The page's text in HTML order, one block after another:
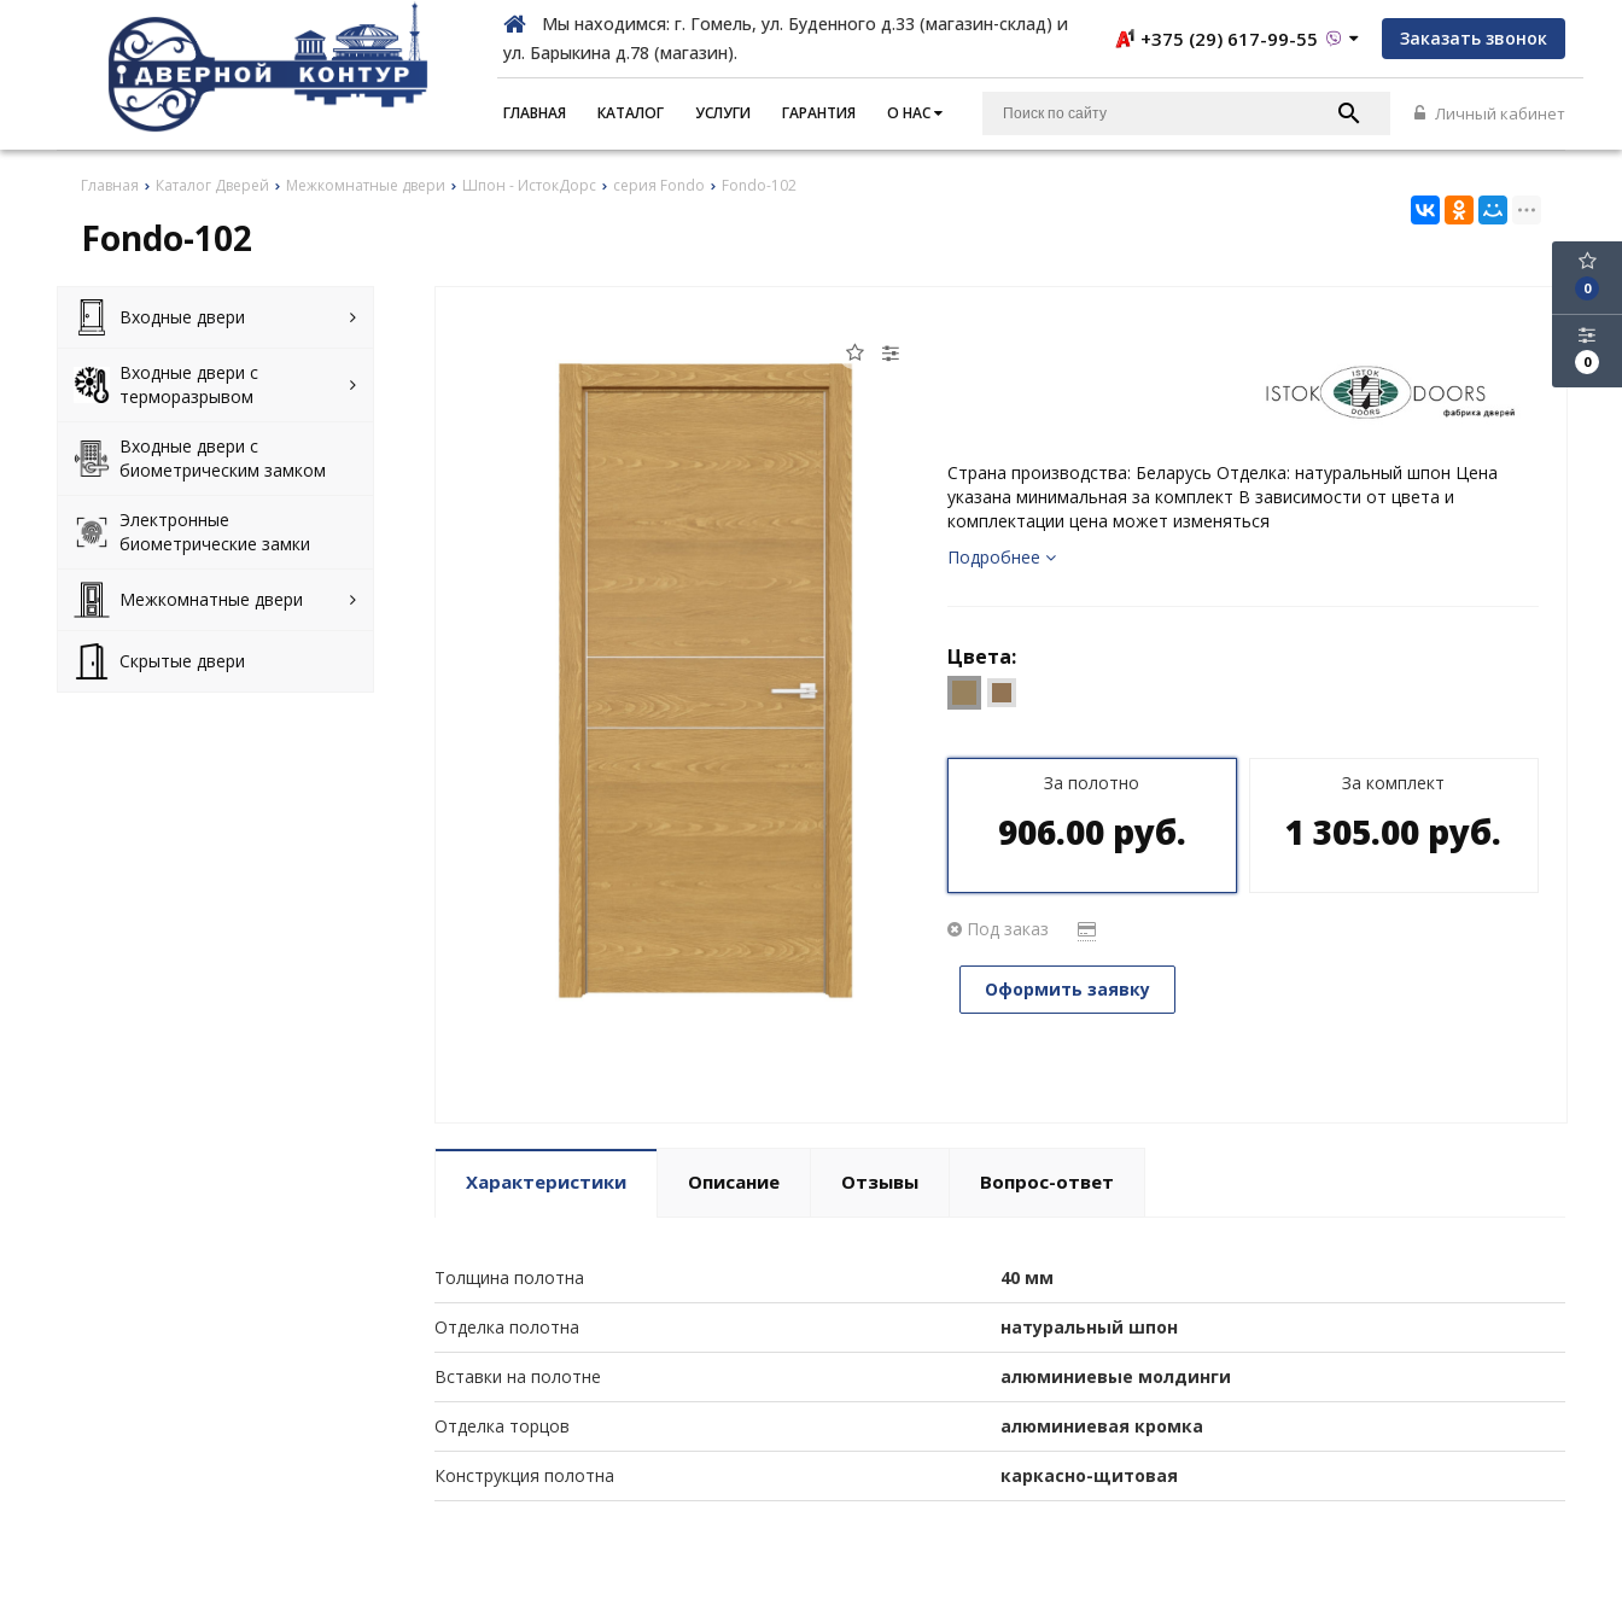
Мы находимся: г. Гомель, ул. Буденного д.33 (магазин-склад) и
ул. Барыкина д.78 (магазин).
+375 (29) 617-99-55 Заказать звонок
ГЛАВНАЯ КАТАЛОГ УСЛУГИ ГАРАНТИЯ О НАС Личный кабинет
Главная Каталог Дверей Межкомнатные двери Шпон - ИстокДорс серия Fondo Fondo-102
Fondo-102
0
0
Входные двери
Входные двери с
терморазрывом
Входные двери с
биометрическим замком
Электронные
биометрические замки
Межкомнатные двери
Скрытые двери
Страна производства: Беларусь Отделка: натуральный шпон Цена
указана минимальная за комплект В зависимости от цвета и
комплектации цена может изменяться
Подробнее
Цвета:
За полотно
906.00 руб.
За комплект
1 305.00 руб.
Под заказ
Оформить заявку
Характеристики Описание Отзывы Вопрос-ответ
Толщина полотна 40 мм
Отделка полотна натуральный шпон
Вставки на полотне алюминиевые молдинги
Отделка торцов алюминиевая кромка
Конструкция полотна каркасно-щитовая